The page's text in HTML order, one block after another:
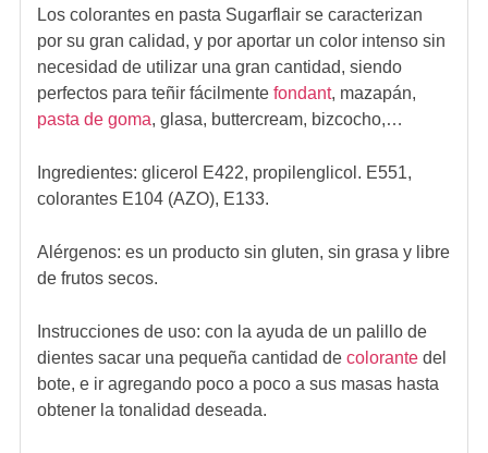
Los colorantes en pasta Sugarflair se caracterizan
por su gran calidad, y por aportar un color intenso sin
necesidad de utilizar una gran cantidad, siendo
perfectos para teñir fácilmente fondant, mazapán,
pasta de goma, glasa, buttercream, bizcocho,…
Ingredientes: glicerol E422, propilenglicol. E551,
colorantes E104 (AZO), E133.
Alérgenos: es un producto sin gluten, sin grasa y libre
de frutos secos.
Instrucciones de uso: con la ayuda de un palillo de
dientes sacar una pequeña cantidad de colorantedel
bote, e ir agregando poco a poco a sus masas hasta
obtener la tonalidad deseada.